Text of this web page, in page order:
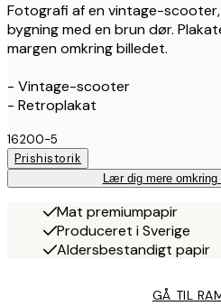
Fotografi af en vintage-
bygning med en brun dør.
margen omkring billedet.
- Vintage-scooter
- Retroplakat
16200-5
Prishistorik
Lær dig mere omkring
Mat premiumpapir
Produceret i Sverige
Aldersbestandigt papir
GÅ TIL